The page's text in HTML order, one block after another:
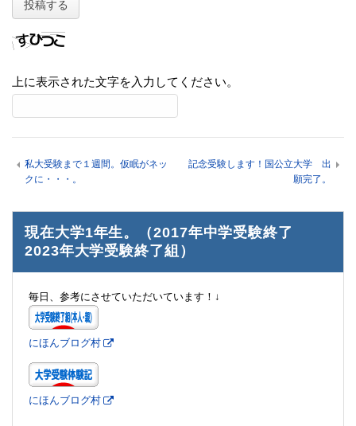
上に表示された文字を入力してください。
私大受験まで１週間。仮眠がネッ
クに・・・。
記念受験します！国公立大学 出
願完了。
現在大学1年生。（2017年中学受験終了
2023年大学受験終了組）
毎日、参考にさせていただいています！↓
にほんブログ村
にほんブログ村